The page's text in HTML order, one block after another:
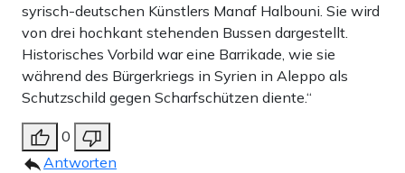
syrisch-deutschen Künstlers Manaf Halbouni. Sie wird
von drei hochkant stehenden Bussen dargestellt.
Historisches Vorbild war eine Barrikade, wie sie
während des Bürgerkriegs in Syrien in Aleppo als
Schutzschild gegen Scharfschützen diente.“
0
Antworten